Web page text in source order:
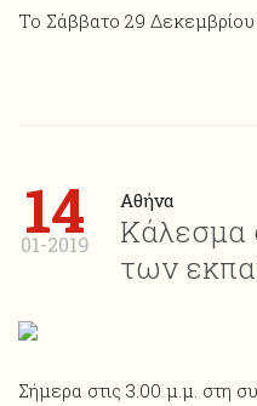
Το Σάββατο 29 Δεκεμβρίου
14
01-2019
Αθήνα
Κάλεσμα
των
Σήμερα στις 3.00 μ.μ. στη